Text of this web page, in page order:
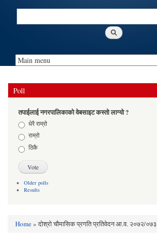
Search
Poll
तपाईलाई नगरपालिकाको वेबसाइट कस्तो लाग्यो ?
Choicesधेरै राम्रो
राम्रो
ठिकै
Older polls
Results
You are here
Home» दोश्रो चौमासिक प्रगति प्रतिवेदन आ.व. २०७२/०७३